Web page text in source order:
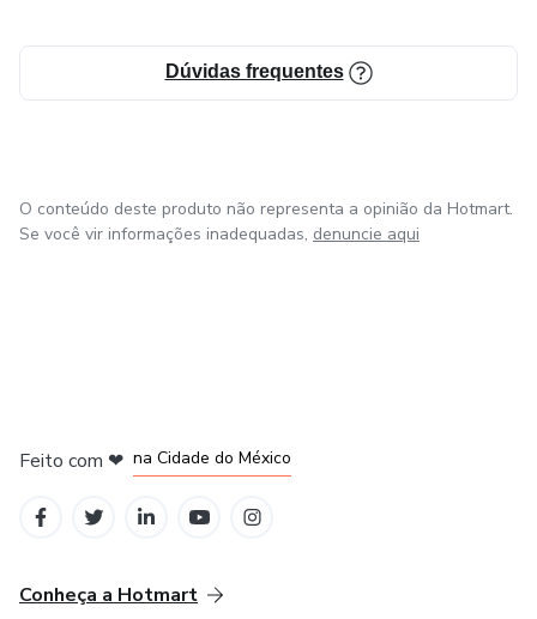
Dúvidas frequentes
O conteúdo deste produto não representa a opinião da Hotmart.
Se você vir informações inadequadas, denuncie aqui
Feito com ❤ na Cidade do México
Conheça a Hotmart